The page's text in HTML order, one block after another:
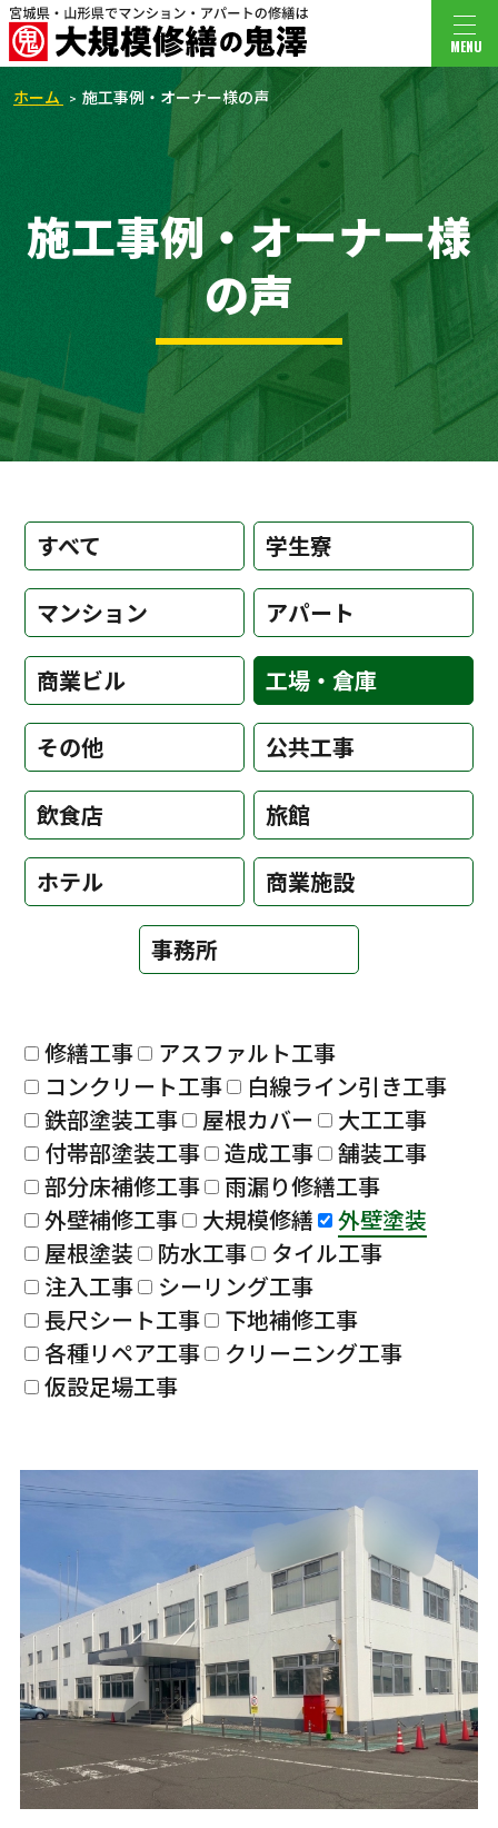
MENU
ホーム 施工事例・オーナー様の声
施工事例・オーナー様
の声
すべて 学生寮
マンション アパート
商業ビル 工場・倉庫
その他 公共工事
飲食店 旅館
ホテル 商業施設
事務所
修繕工事
アスファルト工事
コンクリート工事
白線ライン引き工事
鉄部塗装工事
屋根カバー
大工工事
付帯部塗装工事
造成工事
舗装工事
部分床補修工事
雨漏り修繕工事
外壁補修工事
大規模修繕
外壁塗装
屋根塗装
防水工事
タイル工事
注入工事
シーリング工事
長尺シート工事
下地補修工事
各種リペア工事
クリーニング工事
仮設足場工事